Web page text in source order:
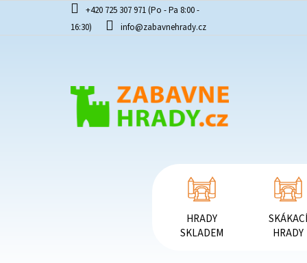
obsah
+420 725 307 971 (Po - Pa 8:00 -
16:30)
info@zabavnehrady.cz
HRADY
SKLADEM
SKÁKACÍ
HRADY